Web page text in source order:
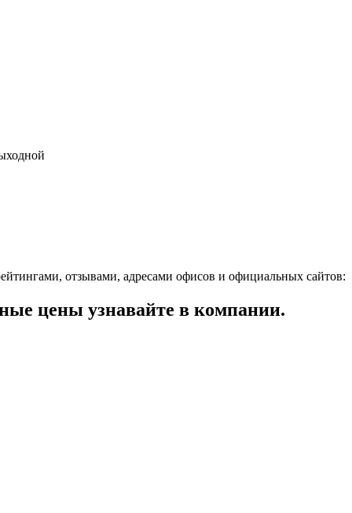
отзывами, адресами офисов и официальных сайтов:
цены узнавайте в компании.